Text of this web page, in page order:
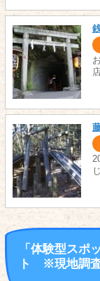
「体験型スポ
ト ※現地調